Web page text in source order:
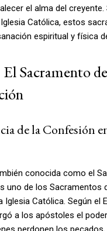
el alma del creyente.
Católica, estos
espiritual y física
Sacramento
de la Confesión
conocida como el
uno de los Sacramentos
Católica. Según el
a los apóstoles el